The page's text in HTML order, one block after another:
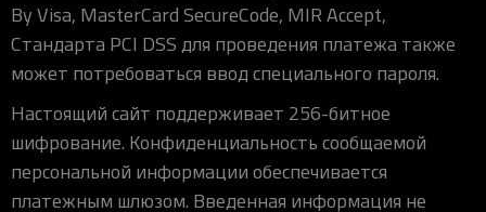
By Visa, MasterCard SecureCode, MIR Accept,
Стандарта PCI DSS для проведения платежа также
может потребоваться ввод специального пароля.
Настоящий сайт поддерживает 256-битное
шифрование. Конфиденциальность сообщаемой
персональной информации обеспечивается
платежным шлюзом. Введенная информация не